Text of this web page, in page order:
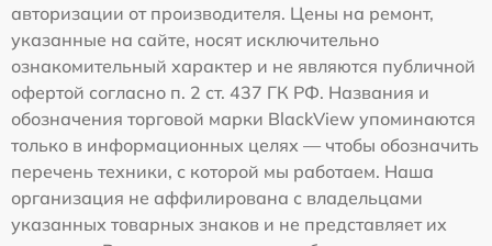
авторизации от производителя. Цены на ремонт,
указанные на сайте, носят исключительно
ознакомительный характер и не являются публичной
офертой согласно п. 2 ст. 437 ГК РФ. Названия и
обозначения торговой марки BlackView упоминаются
только в информационных целях — чтобы обозначить
перечень техники, с которой мы работаем. Наша
организация не аффилирована с владельцами
указанных товарных знаков и не представляет их